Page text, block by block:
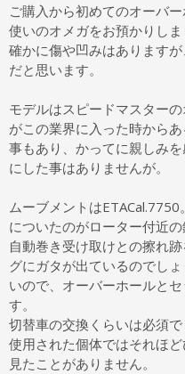
ご購入から初めてのオーバ
使いのオメガをお預かりしま
確かに傷や凹みはあります
だと思います。
モデルはスピードマスター
がこの業界に入った時から
事もあり、かってに親しみ
にした事はありませんが。
ムーブメントは
についたのがローター付近の
自動巻き受け取けとの擦れ
グにガタが出ているのでし
いので、オーバーホールと
す。
切替車の交換くらいは必須
使用された個体ではそれほ
見たことがありません。